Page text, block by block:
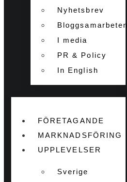
Nyhetsbrev
Bloggsamarbeten
I media
PR & Policy
In English
FÖRETAGANDE
MARKNADSFÖRING
UPPLEVELSER
Sverige